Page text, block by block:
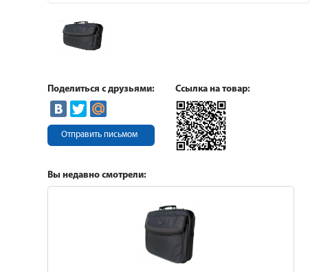
Поделиться с друзьями:
Отправить письмом
Ссылка на товар:
Вы недавно смотрели: